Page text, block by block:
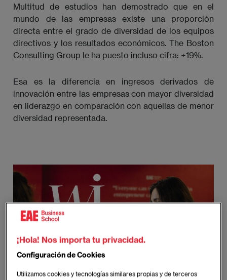
Multitud de estudios han demostrado que en el
mundo de las empresas existe una proporción
directa entre el grado de diversidad de los equipos
directivos y los resultados económicos. The Boston
Consulting Group le ha puesto incluso cifra: +19%.
Esa es la diferencia en ingresos derivados de
innovación entre las empresas con mayor diversidad
en liderazgo en comparación con aquellas de menor
diversidad representada.
Imagen
¡Hola! Nos importa tu privacidad.
Configuración de Cookies
Utilizamos cookies y tecnologías similares propias y de terceros